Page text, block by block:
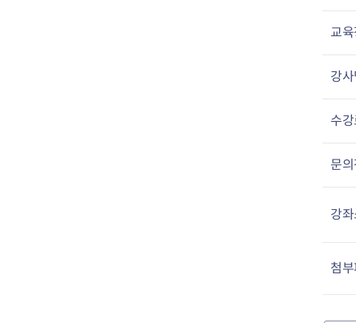
교
강사
수
문
강
첨